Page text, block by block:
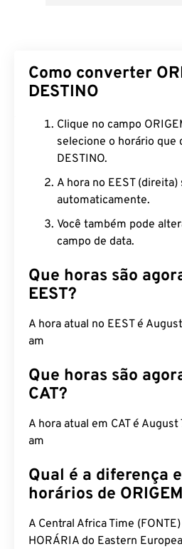
Como converter
DESTINO
Clique no campo
selecione o horário que
DESTINO.
A hora no EEST
automaticamente.
Você também pode
campo de data.
Que horas são
EEST?
A hora atual no EEST é
am
Que horas são
CAT?
A hora atual em CAT é
am
Qual é a diferença
horários de
A Central Africa Time
HORÁRIA do Eastern